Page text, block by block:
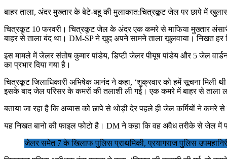
बाहर ताला, अंदर मुख्तार के बेटे-बहू की मुलाकात:चित्रकूट जेल पर छापे में
चित्रकूट 10 फरवरी। चित्रकूट जेल के अंदर एक कमरे से माफिया मुख्तार
बाहर से ताला बंद था। DM-SP ने खुद अपने सामने ताला खुलवाया। निखत
इस मामले में जेलर संतोष कुमार पांडेय, डिप्टी जेलर पीयूष पांडेय और 5 जेल
का प्रभार दिया गया है।
चित्रकूट जिलाधिकारी अभिषेक आनंद ने कहा, ‘शुक्रवार को हमें सूचना मिली
इसके बाद जेल परिसर के कमरों की तलाशी ली गई। एक कमरे में बाहर से ताला
बताया जा रहा है कि अब्बास को छापे से थोड़ी देर पहले ही जेल कर्मियों ने
यह निखत बानो की फाइल फोटो है। DM ने कहा कि वह अवैध तरीके से जेल में
जेलर समेत 7 के खिलाफ पुलिस प्राथमिकी, प्रयागराज पुलिस